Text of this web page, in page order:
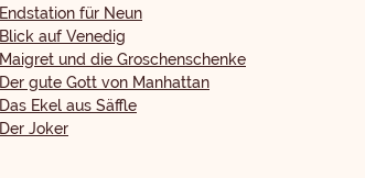
Endstation für Neun
Blick auf Venedig
Maigret und die Groschenschenke
Der gute Gott von Manhattan
Das Ekel aus Säffle
Der Joker